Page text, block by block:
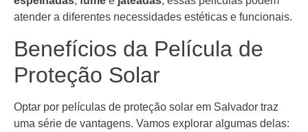
atender a diferentes necessidades estéticas e funcionais.
Benefícios da Película de
Proteção Solar
Optar por películas de proteção solar em Salvador traz
uma série de vantagens. Vamos explorar algumas delas: